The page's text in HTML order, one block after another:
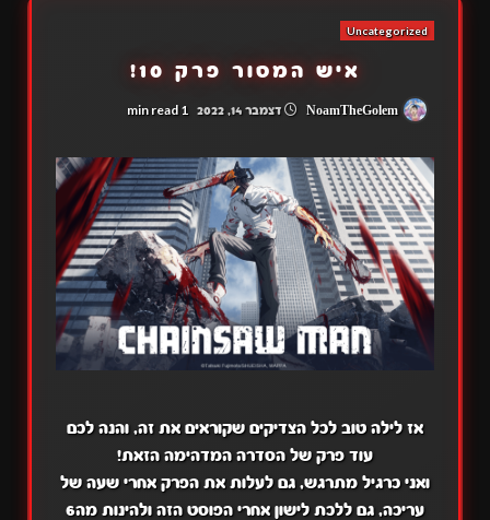
Uncategorized
איש המסור פרק 10!
דצמבר 14, 2022 1 min read
אז לילה טוב לכל הצדיקים שקוראים את זה, והנה לכם
עוד פרק של הסדרה המדהימה הזאת!
ואני כרגיל מתרגש, גם לעלות את הפרק אחרי שעה של
עריכה, גם ללכת לישון אחרי הפוסט הזה ולהינות מה6